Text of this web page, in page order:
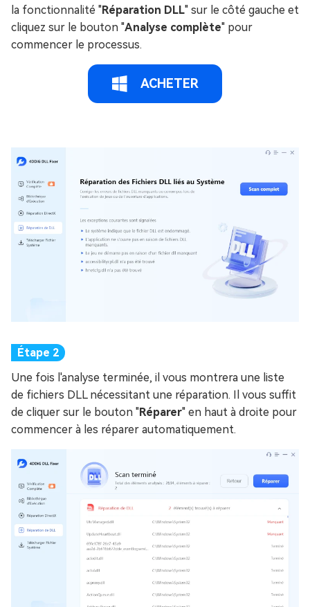
la fonctionnalité "Réparation DLL" sur le côté gauche et
cliquez sur le bouton "Analyse complète" pour
commencer le processus.
ACHETER
Une fois l'analyse terminée, il vous montrera une liste
de fichiers DLL nécessitant une réparation. Il vous suffit
de cliquer sur le bouton "Réparer" en haut à droite pour
commencer à les réparer automatiquement.